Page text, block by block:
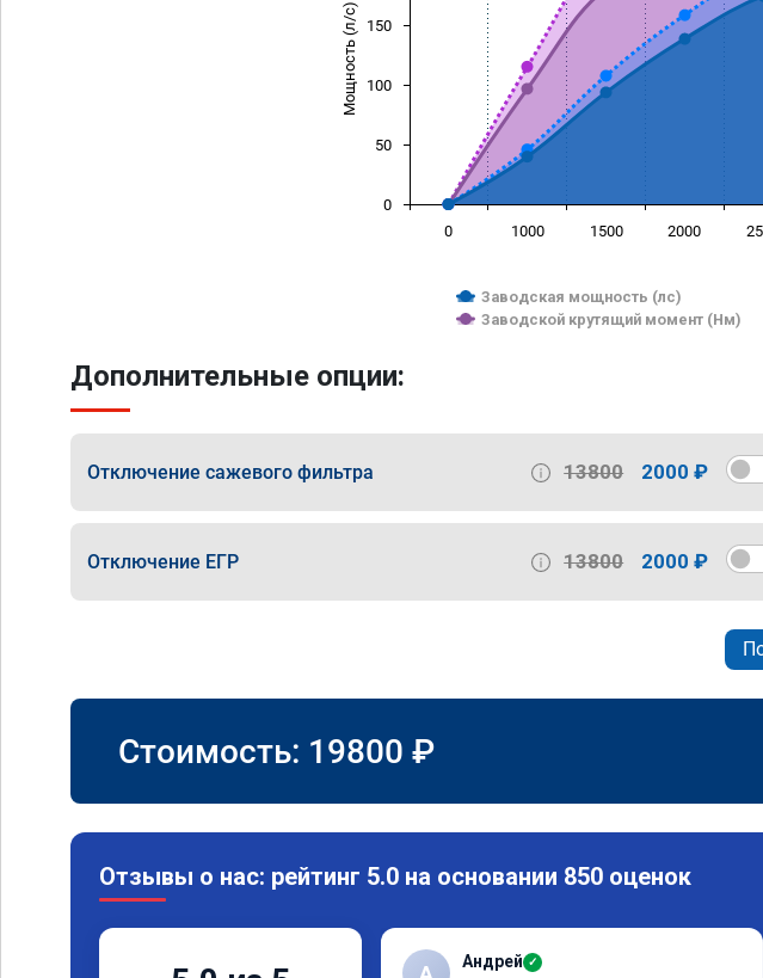
Мощность (л/с)
Заводская мощность (лс)
Заводской крутящий момент (Нм)
0 1000 1500 2000
0
50
100
150
Дополнительные опции:
Отключение сажевого фильтра 13800 2000 ₽
Отключение ЕГР 13800 2000 ₽
Стоимость: 19800 ₽
Отзывы о нас: рейтинг 5.0 на основании 850 оценок
Андрей ✓